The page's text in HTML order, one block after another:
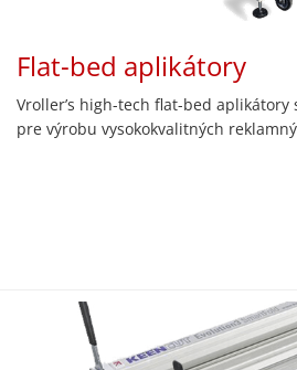
Flat-bed aplikátory
Vroller’s high-tech flat-bed
pre výrobu vysokokvalitných